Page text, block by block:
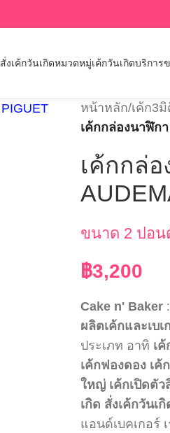
สั่งเค้กวันเกิดหมวดหมู่เค้กวันเกิดบริการ
หน้าหลัก/เค้ก3
เค้กกล่องนาฬิก
เค้กกล่อ
ขนาด 2 ปอน
฿3,200
Cake n' Baker
ผลิตเค้กและเบเ
ประเภท อาทิ เ
เค้กฟองดอง เค้
ใหญ่ เค้กเปิดตั
เกิด สั่งเค้กวันเกิ
แอนด์เบคเกอร์